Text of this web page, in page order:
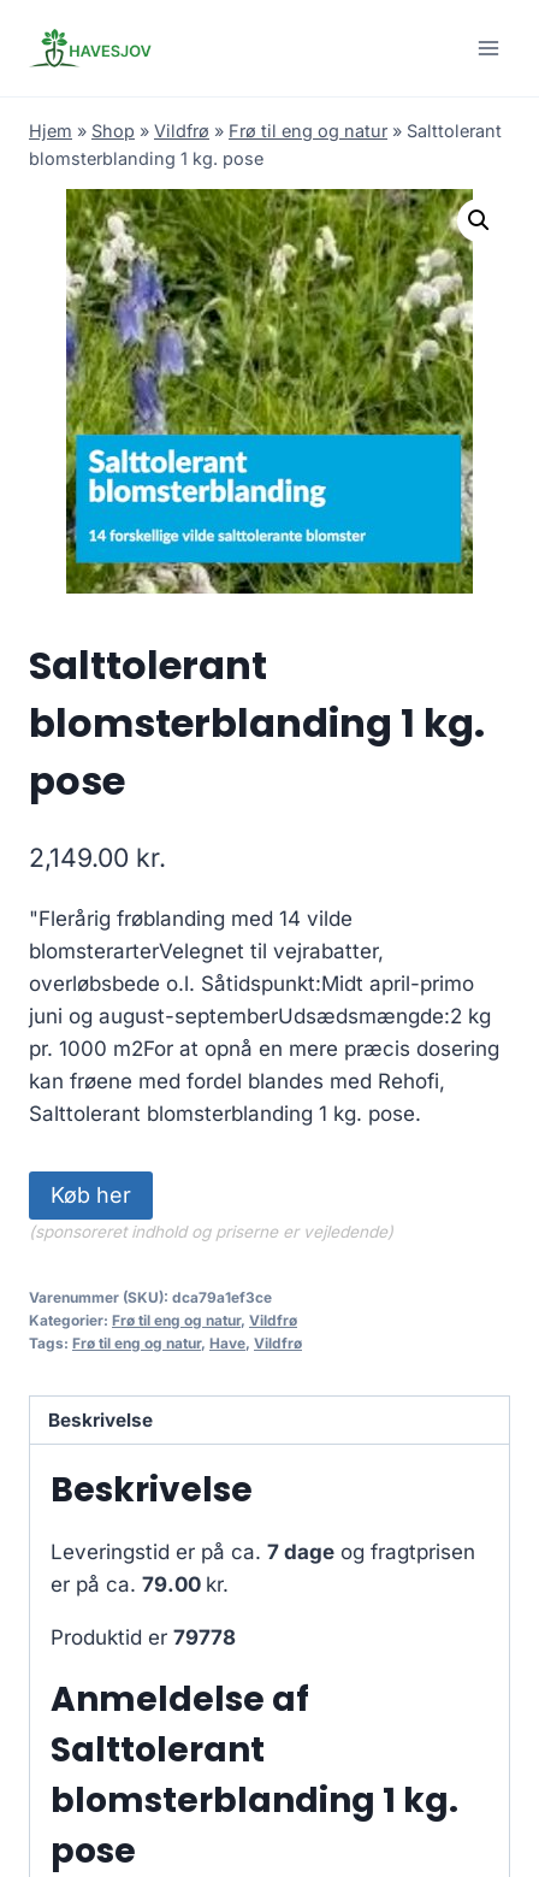
Hjem » Shop » Vildfrø » Frø til eng og natur » Salttolerant
blomsterblanding 1 kg. pose
Salttolerant
blomsterblanding 1 kg.
pose
2,149.00 kr.
"Flerårig frøblanding med 14 vilde
blomsterarterVelegnet til vejrabatter,
overløbsbede o.l. Såtidspunkt:Midt april-primo
juni og august-septemberUdsædsmængde:2 kg
pr. 1000 m2For at opnå en mere præcis dosering
kan frøene med fordel blandes med Rehofi,
Salttolerant blomsterblanding 1 kg. pose.
Køb her
(sponsoreret indhold og priserne er vejledende)
Varenummer (SKU): dca79a1ef3ce
Kategorier: Frø til eng og natur, Vildfrø
Tags: Frø til eng og natur, Have, Vildfrø
Beskrivelse
Beskrivelse
Leveringstid er på ca. 7 dage og fragtprisen
er på ca. 79.00 kr.
Produktid er 79778
Anmeldelse af
Salttolerant
blomsterblanding 1 kg.
pose